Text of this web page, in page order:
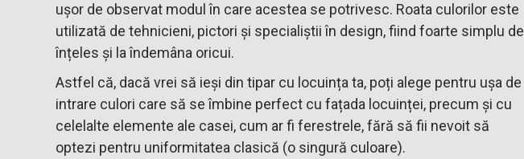
ușor de observat modul în care acestea se potrivesc. Roata culorilor este
utilizată de tehnicieni, pictori și specialiștii în design, fiind foarte simplu de
înțeles și la îndemâna oricui.
Astfel că, dacă vrei să ieși din tipar cu locuința ta, poți alege pentru ușa de
intrare culori care să se îmbine perfect cu fațada locuinței, precum și cu
celelalte elemente ale casei, cum ar fi ferestrele, fără să fii nevoit să
optezi pentru uniformitatea clasică (o singură culoare).